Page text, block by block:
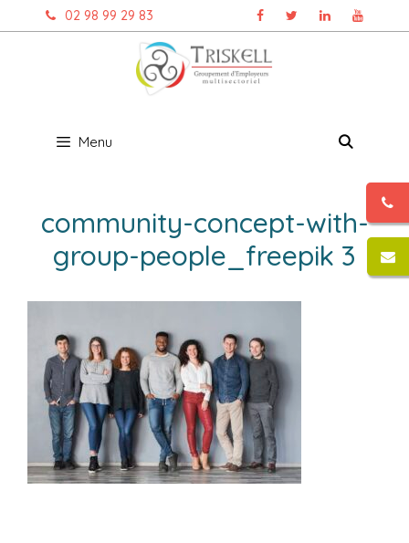
au
02 98 99 29 83
Menu
community-concept-with-
group-people_freepik 3